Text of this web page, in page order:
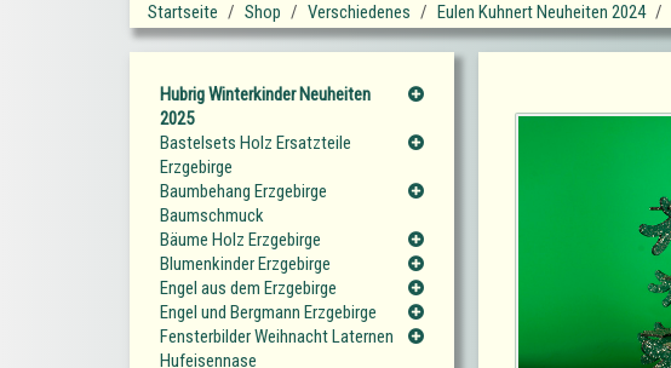
Startseite Shop Verschiedenes Eulen Kuhnert Neuheiten 2024
Hubrig Winterkinder Neuheiten
2025
Bastelsets Holz Ersatzteile
Erzgebirge
Baumbehang Erzgebirge
Baumschmuck
Bäume Holz Erzgebirge
Blumenkinder Erzgebirge
Engel aus dem Erzgebirge
Engel und Bergmann Erzgebirge
Fensterbilder Weihnacht Laternen
Hufeisennase